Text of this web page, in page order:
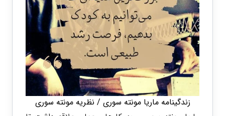
زندگینامه ماریا مونته سوری / نظریه مونته سوری